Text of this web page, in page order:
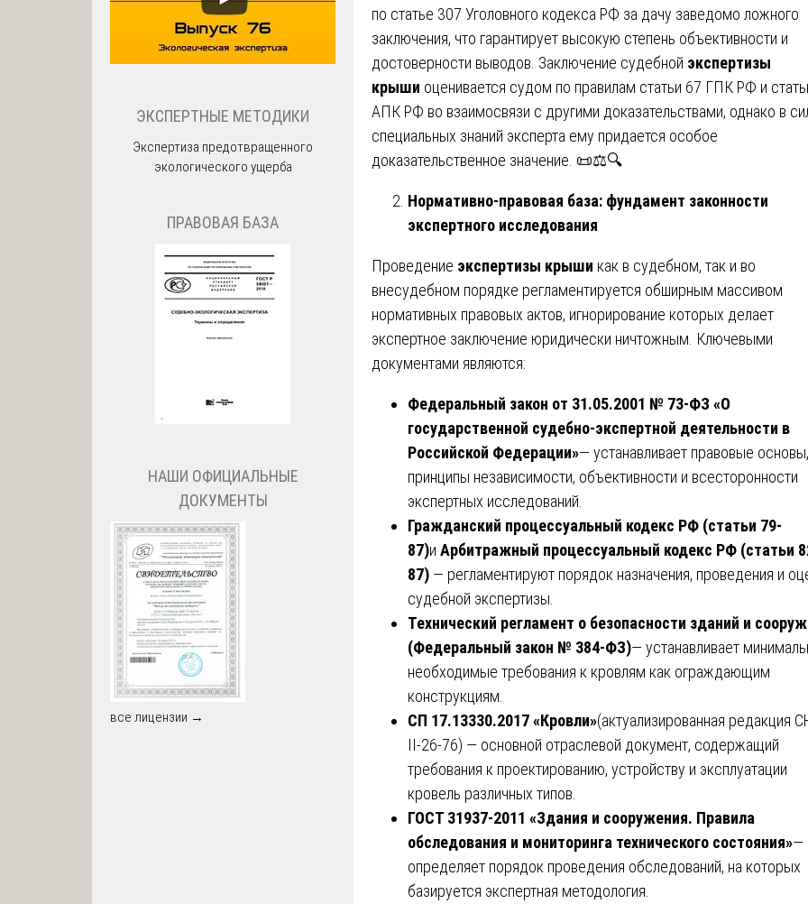
по статье 307 Уголовного кодекса РФ за дачу заведомо ложного
заключения, что гарантирует высокую степень объективности и
достоверности выводов. Заключение судебной экспертизы
крыши оценивается судом по правилам статьи 67 ГПК РФ и
АПК РФ во взаимосвязи с другими доказательствами, однако в
специальных знаний эксперта ему придается особое
доказательственное значение. 📜⚖️🔍
Нормативно-правовая база: фундамент законности
экспертного исследования
Проведение экспертизы крыши как в судебном, так и во
внесудебном порядке регламентируется обширным массивом
нормативных правовых актов, игнорирование которых делает
экспертное заключение юридически ничтожным. Ключевыми
документами являются:
Федеральный закон от 31.05.2001 № 73-ФЗ «О
государственной судебно-экспертной деятельности в
Российской Федерации»— устанавливает правовые основы,
принципы независимости, объективности и всесторонности
экспертных исследований.
Гражданский процессуальный кодекс РФ (статьи 79-
87)и Арбитражный процессуальный кодекс РФ (статьи
87) — регламентируют порядок назначения, проведения и
судебной экспертизы.
Технический регламент о безопасности зданий и
(Федеральный закон № 384-ФЗ)— устанавливает
необходимые требования к кровлям как ограждающим
конструкциям.
СП 17.13330.2017 «Кровли»(актуализированная редакция
II-26-76) — основной отраслевой документ, содержащий
требования к проектированию, устройству и эксплуатации
кровель различных типов.
ГОСТ 31937-2011 «Здания и сооружения. Правила
обследования и мониторинга технического состояния»—
определяет порядок проведения обследований, на которых
базируется экспертная методология.
ЭКСПЕРТНЫЕ МЕТОДИКИ
Экспертиза предотвращенного
экологического ущерба
ПРАВОВАЯ БАЗА
НАШИ ОФИЦИАЛЬНЫЕ
ДОКУМЕНТЫ
все лицензии →